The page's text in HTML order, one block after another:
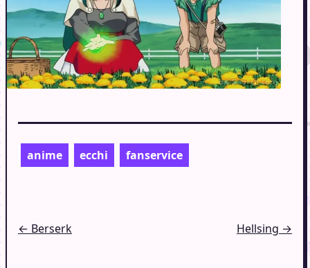
anime ecchi fanservice
Indlægsnavigation
← Berserk Hellsing →